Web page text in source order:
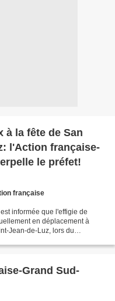
à la fête de San
l'Action française-
le préfet!
française
informée que l'effigie de
en déplacement à
Jean-de-Luz, lors du
Grand Sud-